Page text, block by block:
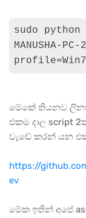
sudo
MANUSHA-
මේකේ තියනව
එකම දාල script
වැඩේ කරන් යන
https://
ev
මේක ඉතින් අපේ